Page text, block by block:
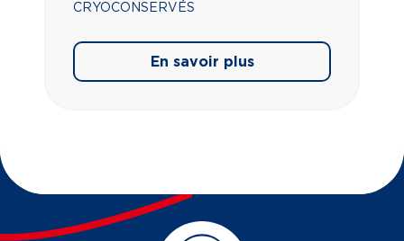
CRYOCONSERVÉS
En savoir plus